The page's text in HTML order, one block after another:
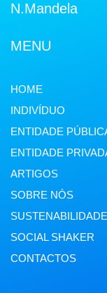
N.Mandela
MENU
HOME
INDIVÍDUO
ENTIDADE
ENTIDADE
ARTIGOS
SOBRE NÓS
SUSTENABILIDADE
SOCIAL SHAKER
CONTACTOS